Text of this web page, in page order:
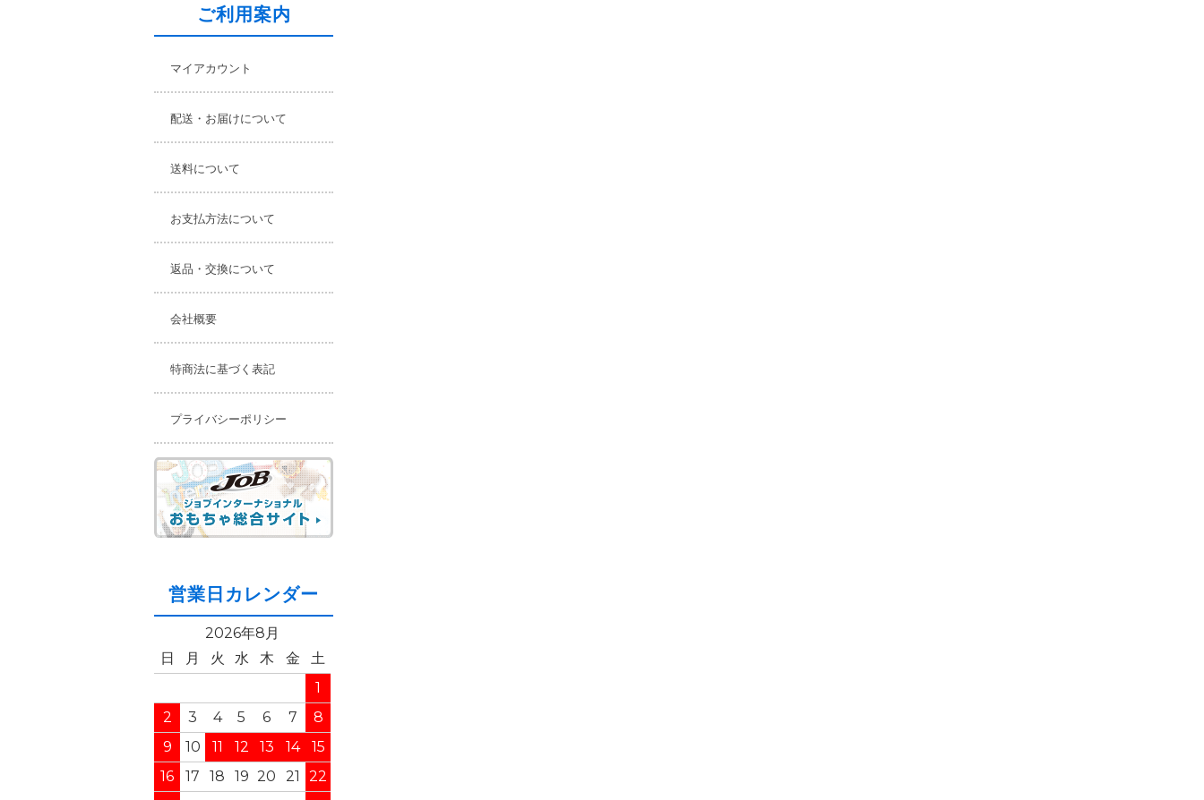
ご利用案内
マイアカウント
配送・お届けについて
送料について
お支払方法について
返品・交換について
会社概要
特商法に基づく表記
プライバシーポリシー
営業日カレンダー
2026年8月
日
月 火 水 木 金
土
1
2
3 4 5 6 7
8
9
10 11 12 13 14
15
16
17 18 19 20 21
22